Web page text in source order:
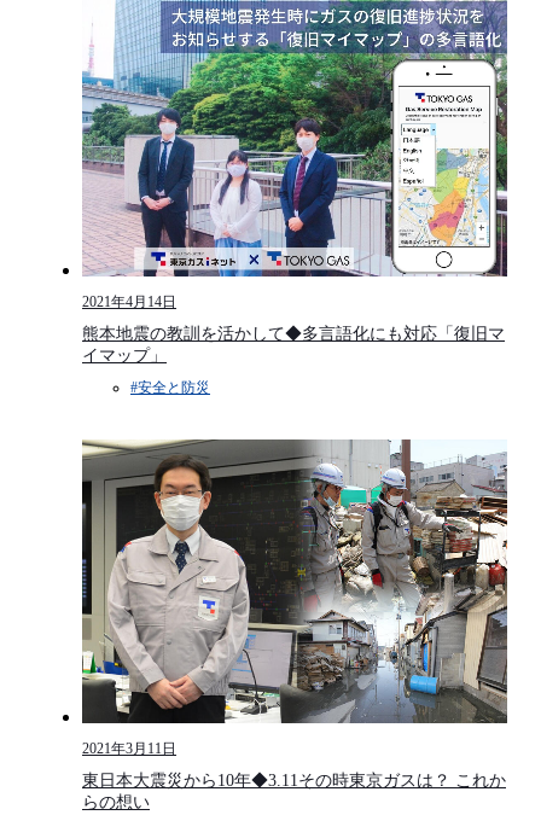
2021年4月14日
熊本地震の教訓を活かして◆多言語化にも対応「復旧マ
イマップ」
#安全と防災​
2021年3月11日
東日本大震災から10年◆3.11その時東京ガスは？ これか
らの想い